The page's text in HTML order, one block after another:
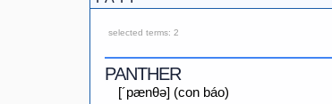
selected terms: 2
PANTHER
[´pænθə] (con báo)